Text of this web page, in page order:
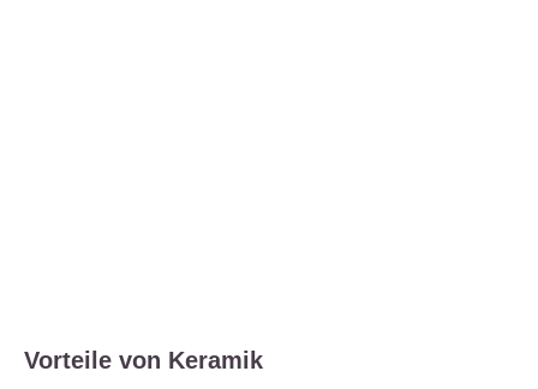
Vorteile von Keramik